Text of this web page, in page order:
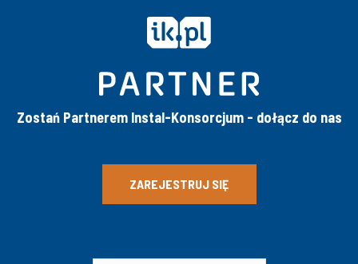
Zostań Partnerem Instal-Konsorcjum - dołącz do nas
ZAREJESTRUJ SIĘ